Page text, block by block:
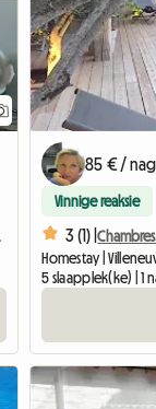
85 € / nag
Vinnige reaksie
3 (1) |
Homestay |
5 slaapplek(ke) | 1